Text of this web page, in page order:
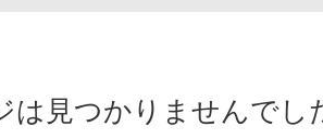
は見つかりませんでし